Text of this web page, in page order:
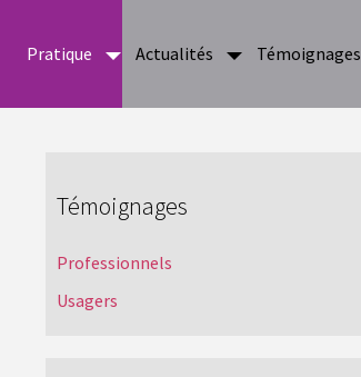
Pratique Actualités Témoignages
Témoignages
Professionnels
Usagers